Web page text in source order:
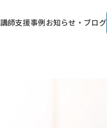
講師支援事例お知らせ・ブログ